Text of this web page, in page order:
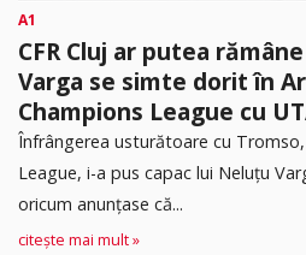
A1
CFR Cluj ar putea
Varga se simte dorit în
Champions League cu
Înfrângerea usturătoare cu
League, i-a pus capac lui Neluțu
oricum anunțase că...
citește mai mult »